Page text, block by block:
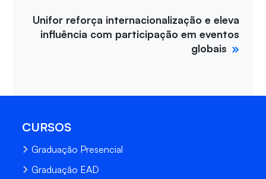
Unifor reforça internacionalização e eleva
influência com participação em eventos
globais
CURSOS
Graduação Presencial
Graduação EAD